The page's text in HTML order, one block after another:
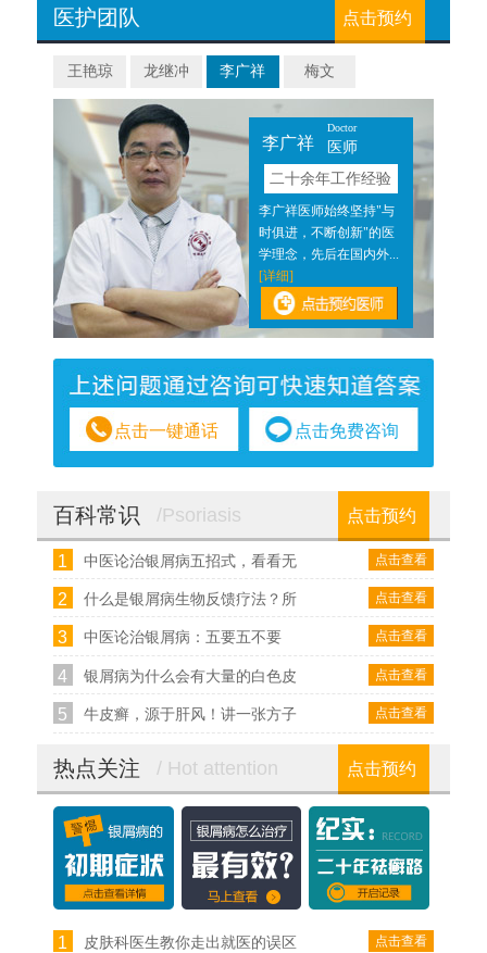
医护团队 点击预约
王艳琼 龙继冲 李广祥 梅文
李广祥
Doctor
医师
二十余年工作经验
李广祥医师始终坚持"与
时俱进，不断创新"的医
学理念，先后在国内外...
[详细]
点击一键通话 点击免费咨询
百科常识 /Psoriasis 点击预约
1 点击查看
中医论治银屑病五招式，看看无
2 点击查看
什么是银屑病生物反馈疗法？所
3 点击查看
中医论治银屑病：五要五不要
4 点击查看
银屑病为什么会有大量的白色皮
5 点击查看
牛皮癣，源于肝风！讲一张方子
热点关注 / Hot attention 点击预约
1 点击查看
皮肤科医生教你走出就医的误区